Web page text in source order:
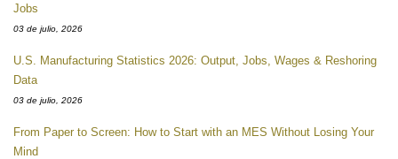
Jobs
03 de julio, 2026
U.S. Manufacturing Statistics 2026: Output, Jobs, Wages & Reshoring
Data
03 de julio, 2026
From Paper to Screen: How to Start with an MES Without Losing Your
Mind